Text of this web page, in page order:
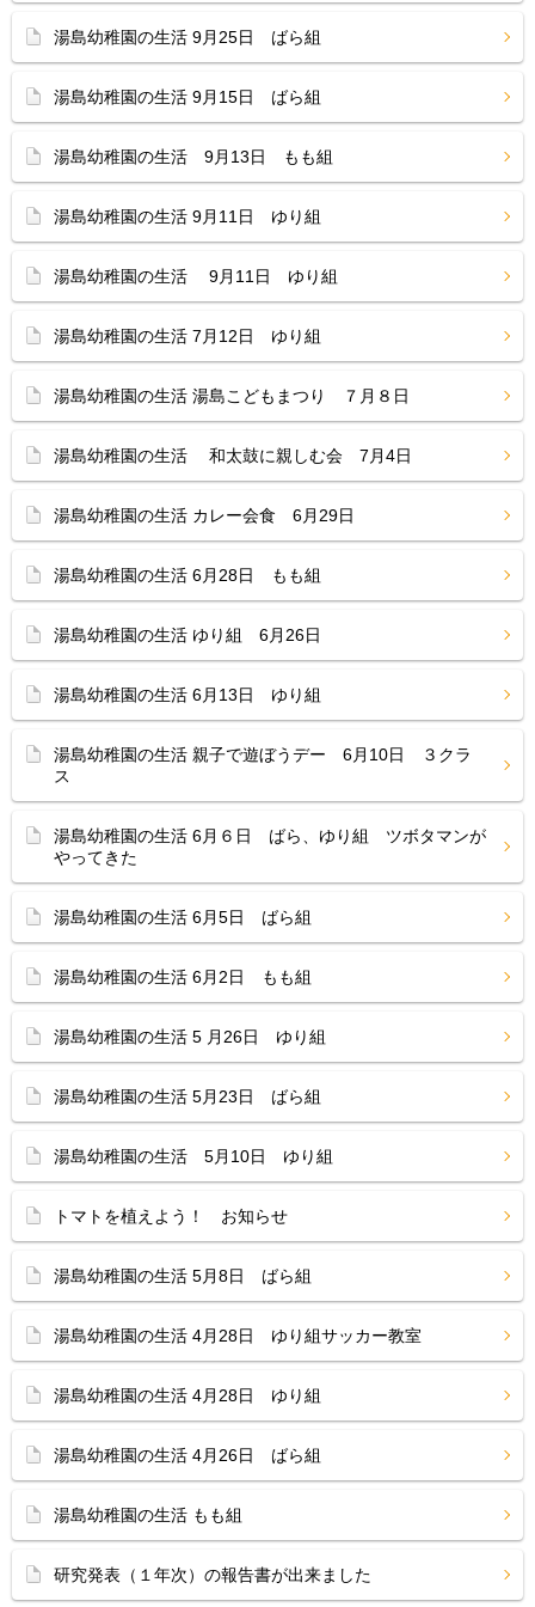
湯島幼稚園の生活 9月25日 ばら組
湯島幼稚園の生活 9月15日 ばら組
湯島幼稚園の生活 9月13日 もも組
湯島幼稚園の生活 9月11日 ゆり組
湯島幼稚園の生活 9月11日 ゆり組
湯島幼稚園の生活 7月12日 ゆり組
湯島幼稚園の生活 湯島こどもまつり ７月８日
湯島幼稚園の生活 和太鼓に親しむ会 7月4日
湯島幼稚園の生活 カレー会食 6月29日
湯島幼稚園の生活 6月28日 もも組
湯島幼稚園の生活 ゆり組 6月26日
湯島幼稚園の生活 6月13日 ゆり組
湯島幼稚園の生活 親子で遊ぼうデー 6月10日 ３クラ
ス
湯島幼稚園の生活 6月６日 ばら、ゆり組 ツボタマンが
やってきた
湯島幼稚園の生活 6月5日 ばら組
湯島幼稚園の生活 6月2日 もも組
湯島幼稚園の生活 5 月26日 ゆり組
湯島幼稚園の生活 5月23日 ばら組
湯島幼稚園の生活 5月10日 ゆり組
トマトを植えよう！ お知らせ
湯島幼稚園の生活 5月8日 ばら組
湯島幼稚園の生活 4月28日 ゆり組サッカー教室
湯島幼稚園の生活 4月28日 ゆり組
湯島幼稚園の生活 4月26日 ばら組
湯島幼稚園の生活 もも組
研究発表（１年次）の報告書が出来ました